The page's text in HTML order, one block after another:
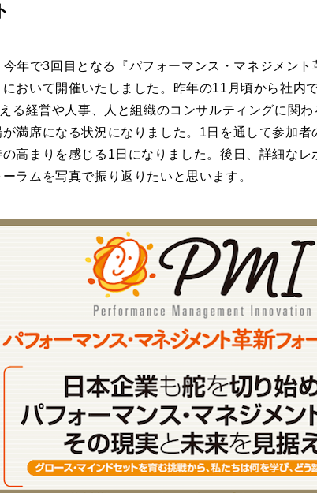
年で3回目となる『パフォーマンス・マネジメン
おいて開催いたしました。昨年の11月頃から社内
る経営や人事、人と組織のコンサルティングに関
満席になる状況になりました。1日を通して参加
高まりを感じる1日になりました。後日、詳細なレ
ラムを写真で振り返りたいと思います。